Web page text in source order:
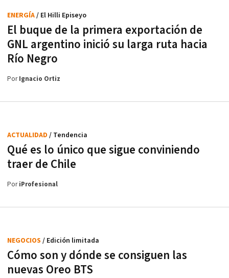
El buque de la primera exportación de
GNL argentino inició su larga ruta hacia
Río Negro
ENERGÍA/ El Hilli Episeyo
PorIgnacio Ortiz
Qué es lo único que sigue conviniendo
traer de Chile
ACTUALIDAD / Tendencia
PoriProfesional
Cómo son y dónde se consiguen las
nuevas Oreo BTS
NEGOCIOS / Edición limitada